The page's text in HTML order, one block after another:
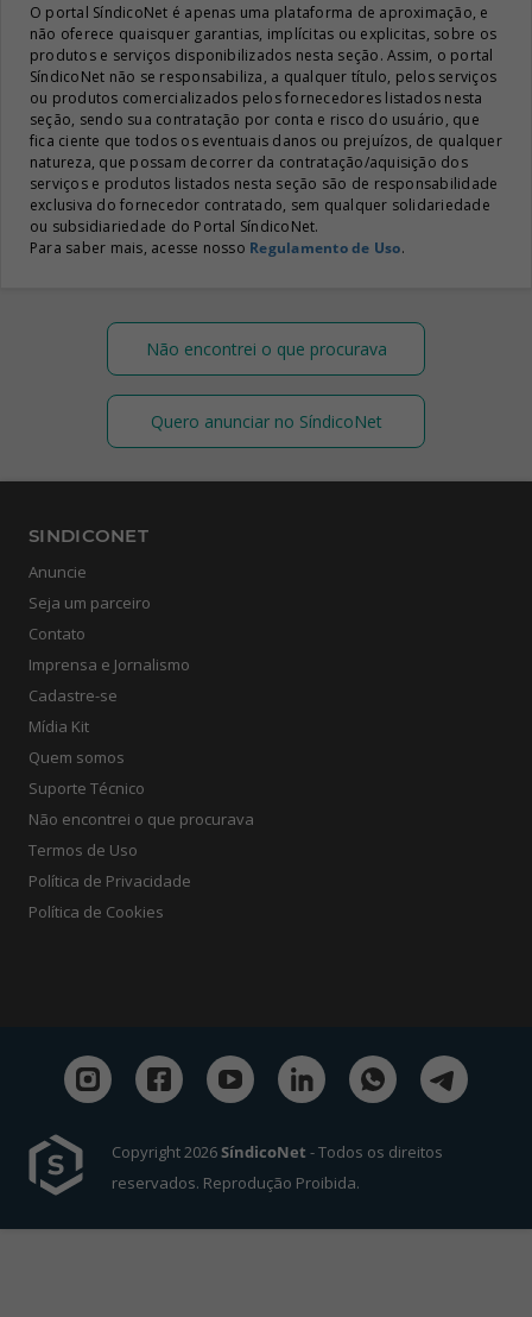
O portal SíndicoNet é apenas uma plataforma de aproximação, e
não oferece quaisquer garantias, implícitas ou explicitas, sobre os
produtos e serviços disponibilizados nesta seção. Assim, o portal
SíndicoNet não se responsabiliza, a qualquer título, pelos serviços
ou produtos comercializados pelos fornecedores listados nesta
seção, sendo sua contratação por conta e risco do usuário, que
fica ciente que todos os eventuais danos ou prejuízos, de qualquer
natureza, que possam decorrer da contratação/aquisição dos
serviços e produtos listados nesta seção são de responsabilidade
exclusiva do fornecedor contratado, sem qualquer solidariedade
ou subsidiariedade do Portal SíndicoNet.
Para saber mais, acesse nosso Regulamento de Uso.
Não encontrei o que procurava
Quero anunciar no SíndicoNet
SINDICONET
Anuncie
Seja um parceiro
Contato
Imprensa e Jornalismo
Cadastre-se
Mídia Kit
Quem somos
Suporte Técnico
Não encontrei o que procurava
Termos de Uso
Política de Privacidade
Política de Cookies
Copyright 2026SíndicoNet - Todos os direitos
reservados. Reprodução Proibida.